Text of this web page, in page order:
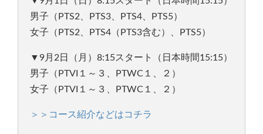
男子（PTS2、PTS3、PTS4、PTS5）
女子（PTS2、PTS4（PTS3含む）、PTS5）
▼9月2日（月）8:15スタート（日本時間15:15）
男子（PTVI１～３、PTWC１、２）
女子（PTVI１～３、PTWC１、２）
＞＞コース紹介などはコチラ